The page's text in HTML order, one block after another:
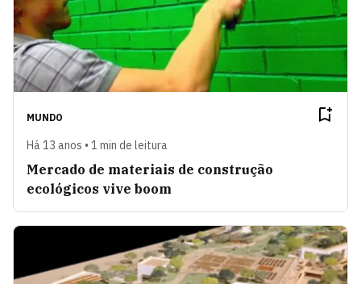
MUNDO
Há 13 anos • 1 min de leitura
Mercado de materiais de construção
ecológicos vive boom